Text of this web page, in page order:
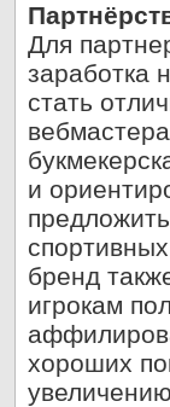
Для
заработка
стать
и
бренд
игрокам
хороших